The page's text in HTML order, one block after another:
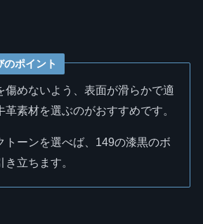
ポイント
傷めないよう、表面が滑らかで適
革素材を選ぶのがおすすめです。
トーンを選べば、149の漆黒のボ
立ちます。